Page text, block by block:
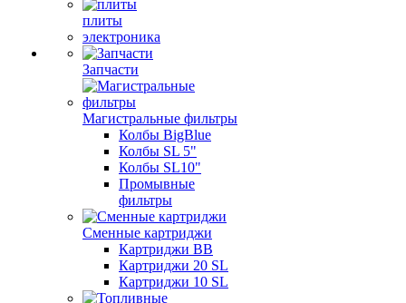
плиты
электроника
Запчасти
Магистральные фильтры
Колбы BigBlue
Колбы SL 5"
Колбы SL10"
Промывные
фильтры
Сменные картриджи
Картриджи BB
Картриджи 20 SL
Картриджи 10 SL